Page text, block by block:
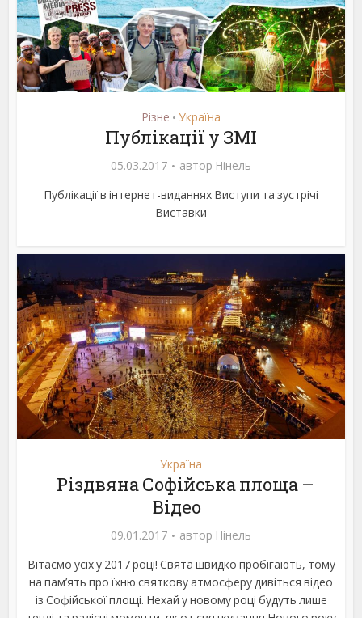
Різне • Україна
Публікації у ЗМІ
05.03.2017 автор Нінель
Публікації в інтернет-виданнях Виступи та зустрічі
Виставки
Україна
Різдвяна Софійська площа –
Відео
09.01.2017 автор Нінель
Вітаємо усіх у 2017 році! Свята швидко пробігають, тому
на пам’ять про їхню святкову атмосферу дивіться відео
із Софійської площі. Нехай у новому році будуть лише